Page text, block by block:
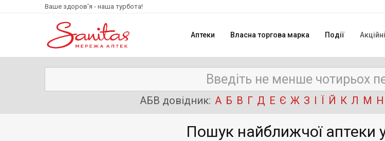
Ваше здоров'я - наша турбота!
Аптеки Власна торгова марка Події
АБВ довідник: А Б В Г Д Е Є Ж З І Ї Й К Л М Н
Пошук найближчої аптеки